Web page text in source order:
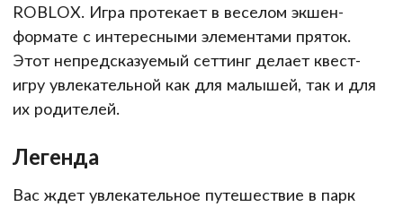
ROBLOX. Игра протекает в веселом экшен-
формате с интересными элементами пряток.
Этот непредсказуемый сеттинг делает квест-
игру увлекательной как для малышей, так и для
их родителей.
Легенда
Вас ждет увлекательное путешествие в парк